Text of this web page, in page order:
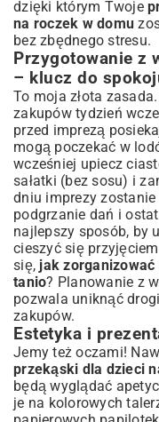
dzięki którym Twoje
na roczek w domu
bez zbędnego stresu.
Przygotowanie z
– klucz do
To moja złota
zakupów tydzień
przed imprezą
mogą poczekać w
wcześniej upiecz
sałatki (bez sosu) i
dniu imprezy zostanie
podgrzanie dań i
najlepszy sposób, by
cieszyć się
się, jak
tanio? Planowanie z
pozwala uniknąć
zakupów.
Estetyka i
Jemy też oczami!
przekąski dla dzieci
będą wyglądać
je na kolorowych